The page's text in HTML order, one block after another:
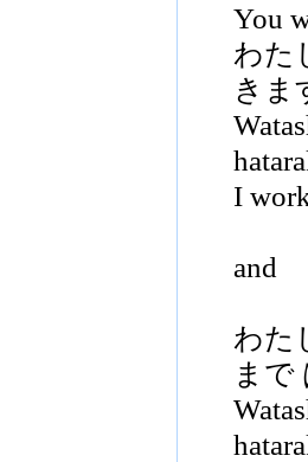
You
わた
きま
I
and
わた
まで